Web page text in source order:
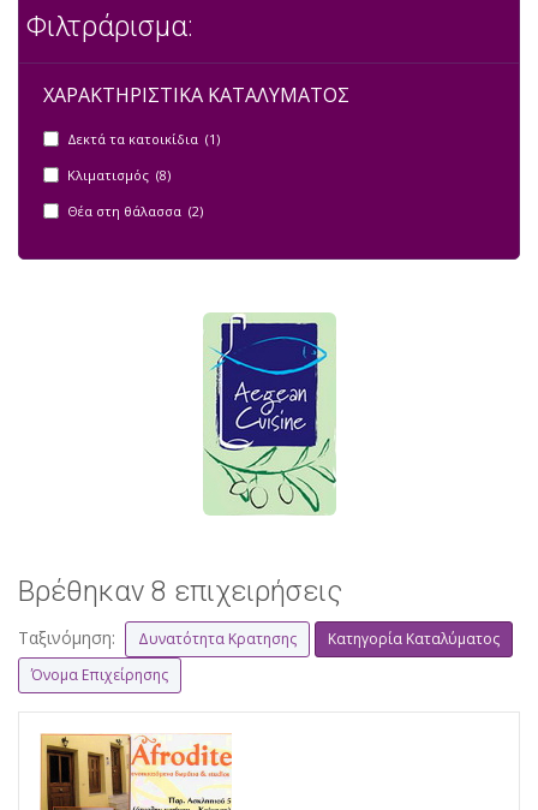
Φιλτράρισμα:
ΧΑΡΑΚΤΗΡΙΣΤΙΚΑ ΚΑΤΑΛΥΜΑΤΟΣ
Δεκτά τα κατοικίδια (1)
Κλιματισμός (8)
Θέα στη θάλασσα (2)
Βρέθηκαν 8 επιχειρήσεις
Ταξινόμηση: Δυνατότητα Κρατησης
Κατηγορία Καταλύματος
Όνομα Επιχείρησης